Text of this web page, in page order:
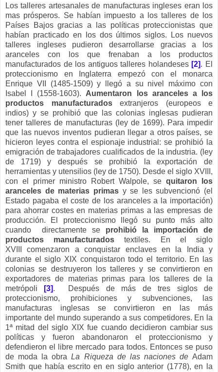
Los talleres artesanales de manufacturas ingleses eran los
mas prósperos. Se habían impuesto a los talleres de los
Países Bajos gracias a las políticas proteccionistas que
habían practicado en los dos últimos siglos. Los nuevos
talleres ingleses pudieron desarrollarse gracias a los
aranceles con los que frenaban a los productos
manufacturados de los antiguos talleres holandeses [2]. El
proteccionismo en Inglaterra empezó con el monarca
Enrique VII (1485-1509) y llegó a su nivel máximo con
Isabel I (1558-1603).Aumentaron los aranceles a los
productos manufacturadosextranjeros (europeos e
indios) y se prohibió que las colonias inglesas pudieran
tener talleres de manufacturas (ley de 1699). Para impedir
que las nuevos inventos pudieran llegar a otros países, se
hicieron leyes contra el espionaje industrial: se prohibió la
emigración de trabajadores cualificados de la industria. (ley
de 1719) y después se prohibió la exportación de
herramientas y utensilios (ley de 1750). Desde el siglo XVIII,
con el primer ministro Robert Walpole, se quitaron los
aranceles de materias primas y se les subvencionó (el
Estado pagaba el coste de los aranceles a la importación)
para ahorrar costes en materias primas a las empresas de
producción. El proteccionismo llegó su punto más alto
cuando directamente se prohibió la importación de
productos manufacturadostextiles. En el siglo
XVIII comenzaron a conquistar enclaves en la India y
durante el siglo XIX conquistaron todo el territorio. En las
colonias se destruyeron los talleres y se convirtieron en
exportadores de materias primas para los talleres de la
metrópoli
[3]. Después de más de tres siglos de
proteccionismo, prohibiciones y subvenciones, las
manufacturas inglesas se convirtieron en las más
importante del mundo superando a sus competidores. En la
1ª mitad del siglo XIX fue cuando decidieron cambiar sus
políticas y fueron abandonaron el proteccionismo y
defendieron el libre mercado para todos. Entonces se puso
de moda la obraLa Riqueza de las naciones deAdam
Smith que había escrito en en siglo anterior (1778), en la